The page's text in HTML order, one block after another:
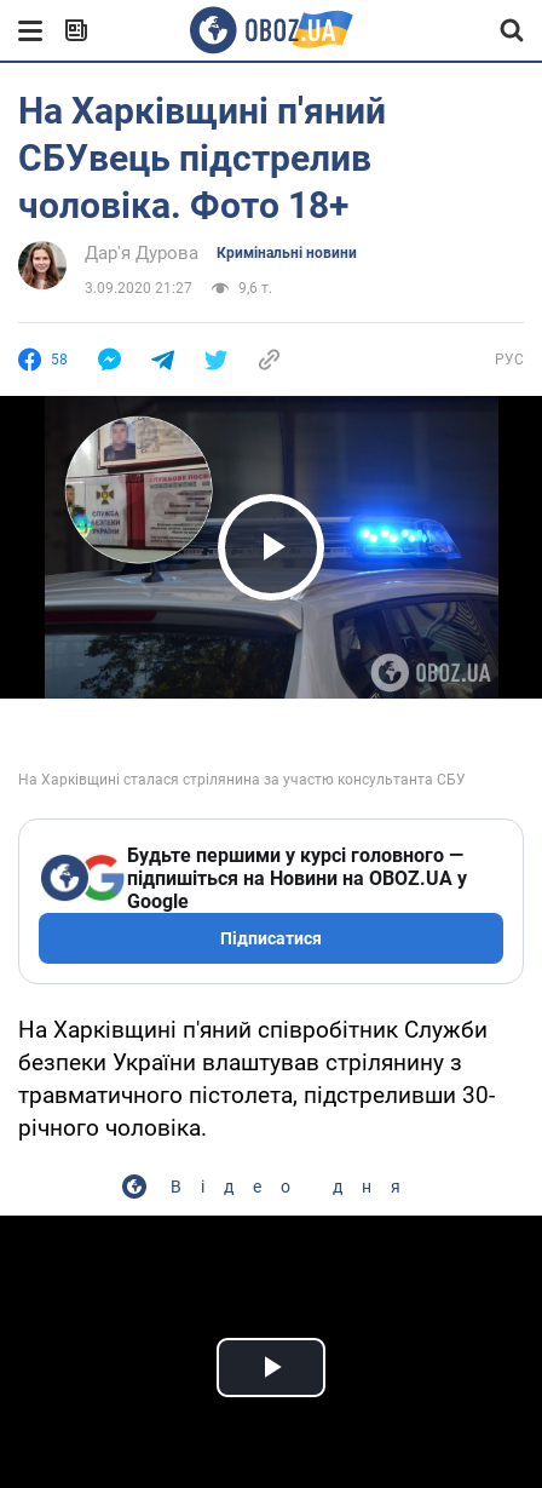
На Харківщині п'яний
СБУвець підстрелив
чоловіка. Фото 18+
Дар'я Дурова Кримінальні новини
3.09.2020 21:27 9,6 т.
58 РУС
Play Video
Будьте першими у курсі головного —
підпишіться на Новини на OBOZ.UA у
Google
Підписатися
На Харківщині п'яний співробітник Служби
безпеки України влаштував стрілянину з
травматичного пістолета, підстреливши 30-
річного чоловіка.
Відео дня
Play Video